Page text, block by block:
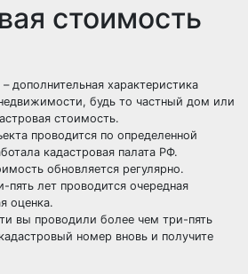
стоимость
дополнительная характеристика
будь то частный дом или
стоимость.
проводится по определенной
кадастровая палата РФ.
обновляется регулярно.
лет проводится очередная
оценка.
вы проводили более чем три-пять
номер вновь и получите